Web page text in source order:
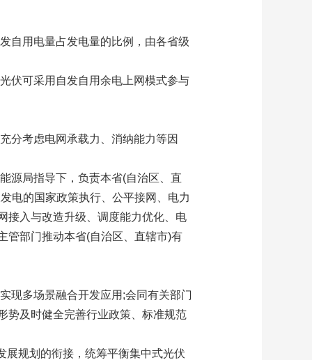
自用电量占发电量的比例，由各省级
伏可采用自发自用余电上网模式参与
分考虑电网承载力、消纳能力等因
源局指导下，负责本省(自治区、直
电的国家政策执行、公平接网、电力
接入与改造升级、调度能力优化、电
管部门推动本省(自治区、直辖市)有
现多场景融合开发应用;会同有关部门
势及时健全完善行业政策、标准规范
展规划的衔接，统筹平衡集中式光伏